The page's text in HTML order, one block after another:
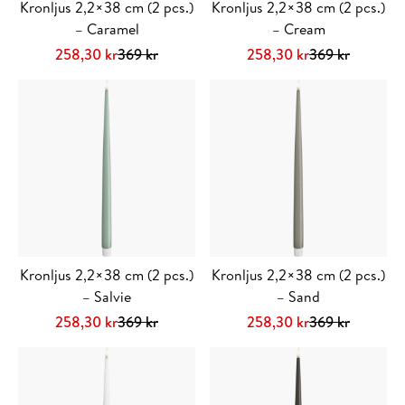
Kronljus 2,2×38 cm (2 pcs.)
– Caramel
369kr
Det
priset
369 kr.
258,30 kr
Det
priset
258,30 kr.
Kronljus 2,2×38 cm (2 pcs.)
– Cream
369kr
Det
ursprungliga
priset
369 kr.
258,30 kr
Det
nuvarande
priset
258,30 kr.
Kronljus 2,2×38 cm (2 pcs.)
– Salvie
369kr
Det
priset
258,30 kr
Det
priset
Kronljus 2,2×38 cm (2 pcs.)
– Sand
369kr
Det
ursprungliga
priset
var:
258,30 kr
Det
nuvarande
priset
är: